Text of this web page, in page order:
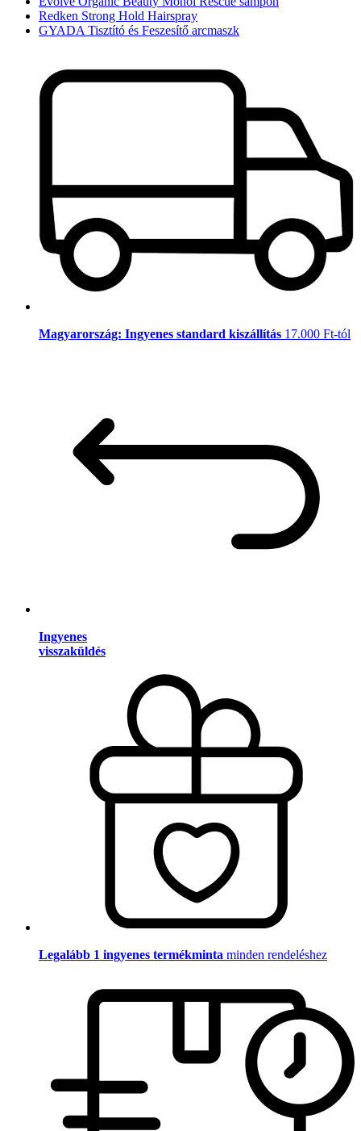
Redken Strong Hold Hairspray
GYADA Tisztító és Feszesítő arcmaszk
Magyarország: Ingyenes standard kiszállítás 17.000 Ft-tól
Ingyenes
visszaküldés
Legalább 1 ingyenes termékminta minden rendeléshez